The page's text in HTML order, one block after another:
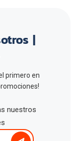
|
primero en
nuestros